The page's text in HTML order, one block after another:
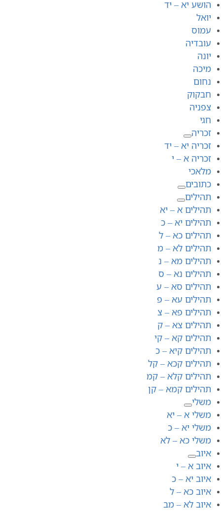
הושע יא – יד
יואל
עמוס
עובדיה
יונה
מיכה
נחום
חבקוק
צפניה
חגי
זכריה
זכריה יא – יד
זכריה א – י
מלאכי
כתובים
תהילים
תהילים א – יא
תהילים יא – כ
תהילים כא – ל
תהילים לא – מ
תהילים מא – נ
תהילים נא – ס
תהילים סא – ע
תהילים עא – פ
תהילים פא – צ
תהילים צא – ק
תהילים קא – קי
תהילים קיא – כ
תהילים קכא – קל
תהילים קלא – קמ
תהילים קמא – קן
משלי
משלי א – יא
משלי יא – כ
משלי כא – לא
איוב
איוב א – י
איוב יא – כ
איוב כא – ל
איוב לא – מב